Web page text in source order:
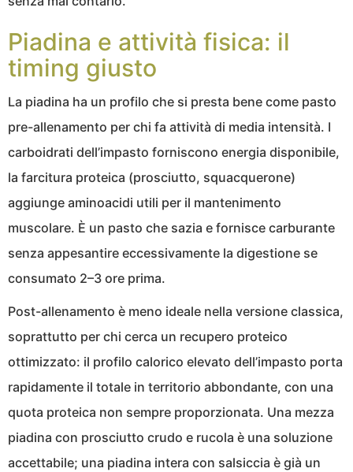
Piadina e attività fisica: il
timing giusto
La piadina ha un profilo che si presta bene come pasto
pre-allenamento per chi fa attività di media intensità. I
carboidrati dell’impasto forniscono energia disponibile,
la farcitura proteica (prosciutto, squacquerone)
aggiunge aminoacidi utili per il mantenimento
muscolare. È un pasto che sazia e fornisce carburante
senza appesantire eccessivamente la digestione se
consumato 2–3 ore prima.
Post-allenamento è meno ideale nella versione classica,
soprattutto per chi cerca un recupero proteico
ottimizzato: il profilo calorico elevato dell’impasto porta
rapidamente il totale in territorio abbondante, con una
quota proteica non sempre proporzionata. Una mezza
piadina con prosciutto crudo e rucola è una soluzione
accettabile; una piadina intera con salsiccia è già un